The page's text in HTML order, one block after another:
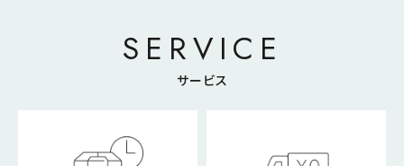
SERVICE
サービス